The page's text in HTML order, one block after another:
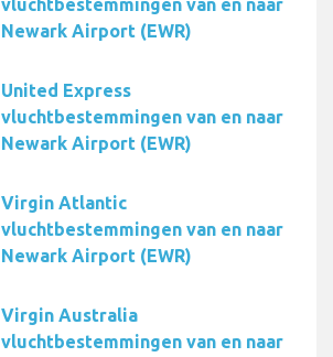
vluchtbestemmingen van en naar
Newark Airport (EWR)
United Express
vluchtbestemmingen van en naar
Newark Airport (EWR)
Virgin Atlantic
vluchtbestemmingen van en naar
Newark Airport (EWR)
Virgin Australia
vluchtbestemmingen van en naar